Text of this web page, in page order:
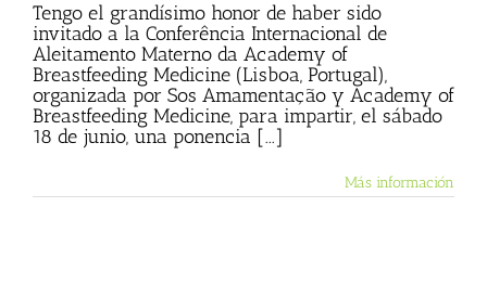
Tengo el grandísimo honor de haber sido
invitado a la Conferência Internacional de
Aleitamento Materno da Academy of
Breastfeeding Medicine (Lisboa, Portugal),
organizada por Sos Amamentação y Academy of
Breastfeeding Medicine, para impartir, el sábado
18 de junio, una ponencia [...]
Más información